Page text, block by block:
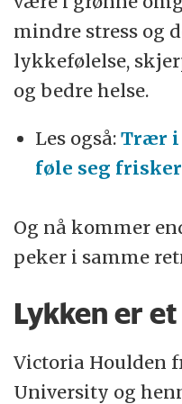
mindre stress og
lykkefølelse,
og bedre helse.
Les også:Trær i
føle seg
Og nå kommer
peker i samme
Lykken er
Victoria Houlden
University og